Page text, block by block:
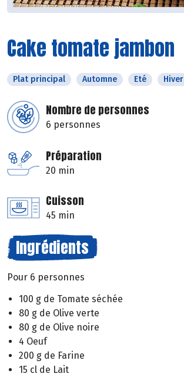
Cake tomate jambon
Plat principal Automne Eté Hiver
Nombre de personnes
6 personnes
Préparation
20 min
Cuisson
45 min
Ingrédients
Pour 6 personnes
100 g de Tomate séchée
80 g de Olive verte
80 g de Olive noire
4 Oeuf
200 g de Farine
15 cl de Lait